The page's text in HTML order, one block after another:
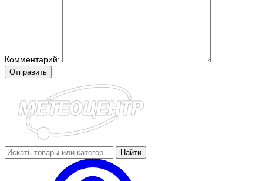
Комментарий:
Отправить
Найти